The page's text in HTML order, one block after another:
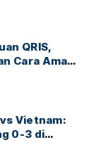
QRIS,
Cara Aman
Vietnam:
0-3 di